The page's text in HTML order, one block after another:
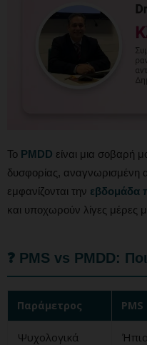
Το PMDD είναι μια σοβαρή
δυσφορίας,
εμφανίζονται την εβδομάδα
και υποχωρούν λίγες μέρες
❓ PMS vs PMDD:
Παράμετρος PMS
Ψυχολογικά
Ήπια